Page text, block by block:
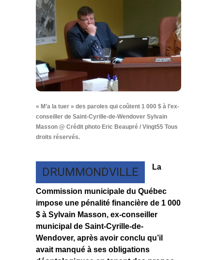
« M’a la tuer » des paroles qui coûtent 1 000 $ à l’ex-
conseiller de Saint-Cyrille-de-Wendover Sylvain
Masson @ Crédit photo Eric Beaupré / Vingt55 Tous
droits réservés.
DRUMMONDVILLE La
Commission municipale du Québec
impose une pénalité financière de 1 000
$ à Sylvain Masson, ex-conseiller
municipal de Saint-Cyrille-de-
Wendover, après avoir conclu qu’il
avait manqué à ses obligations